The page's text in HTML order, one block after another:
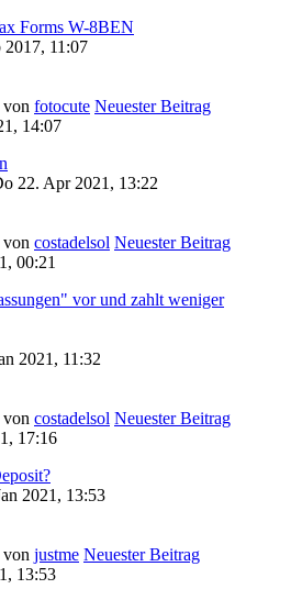
Forms W-8BEN
11:07
von fotocute Neuester Beitrag
14:07
22. Apr 2021, 13:22
von costadelsol Neuester Beitrag
00:21
vor und zahlt weniger
2021, 11:32
von costadelsol Neuester Beitrag
17:16
2021, 13:53
von justme Neuester Beitrag
13:53